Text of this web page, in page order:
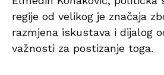
regije od velikog je značaja
razmjena iskustava i dijalog
važnosti za postizanje toga.